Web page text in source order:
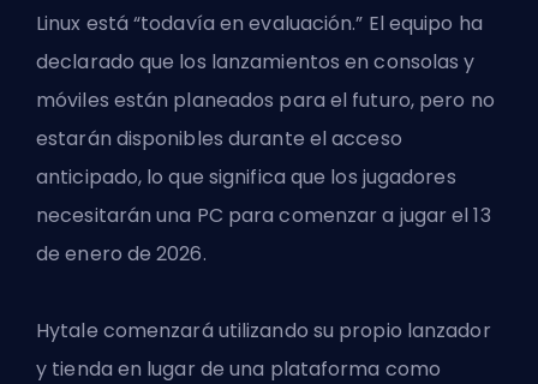
Linux está “todavía en evaluación.” El equipo ha
declarado que los lanzamientos en consolas y
móviles están planeados para el futuro, pero no
estarán disponibles durante el acceso
anticipado, lo que significa que los jugadores
necesitarán una PC para comenzar a jugar el 13
de enero de 2026.
Hytale comenzará utilizando su propio lanzador
y tienda en lugar de una plataforma como